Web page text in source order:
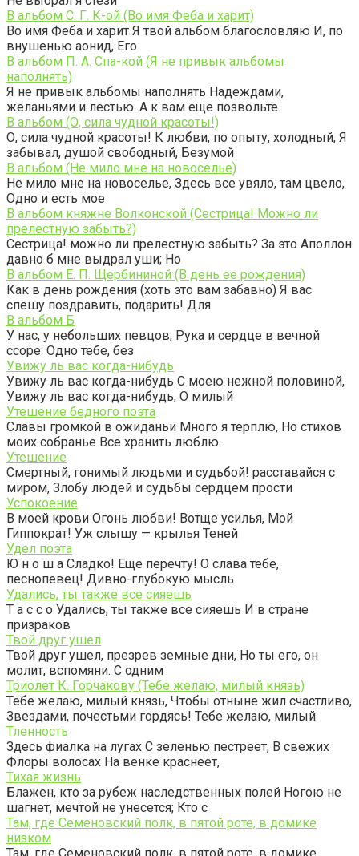
В альбом С. Г. К-ой (Во имя Феба и харит)
Во имя Феба и харит Я твой альбом благословляю И, по
внушенью аонид, Его
В альбом П. А. Спа-кой (Я не привык альбомы
наполнять)
Я не привык альбомы наполнять Надеждами,
желаньями и лестью. А к вам еще позвольте
В альбом (О, сила чудной красоты!)
О, сила чудной красоты! К любви, по опыту, холодный, Я
забывал, душой свободный, Безумой
В альбом (Не мило мне на новоселье)
Не мило мне на новоселье, Здесь все увяло, там цвело,
Одно и есть мое
В альбом княжне Волконской (Сестрица! Можно ли
прелестную забыть?)
Сестрица! можно ли прелестную забыть? За это Аполлон
давно б мне выдрал уши; Но
В альбом Е. П. Щербининой (В день ее рождения)
Как в день рождения (хоть это вам забавно) Я вас
спешу поздравить, подарить! Для
В альбом Б
У нас, у небольших певцов, Рука и сердце в вечной
ссоре: Одно тебе, без
Увижу ль вас когда-нибудь
Увижу ль вас когда-нибудь С моею нежной половиной,
Увижу ль вас когда-нибудь, О милый
Утешение бедного поэта
Славы громкой в ожиданьи Много я терплю, Но стихов
моих собранье Все хранить люблю.
Утешение
Смертный, гонимый людьми и судьбой! расставайся с
миром, Злобу людей и судьбы сердцем прости
Успокоение
В моей крови Огонь любви! Вотще усилья, Мой
Гиппократ! Уж слышу — крылья Теней
Удел поэта
Ю н о ш а Сладко! Еще перечту! О слава тебе,
песнопевец! Дивно-глубокую мысль
Удались, ты также все сияешь
Т а с с о Удались, ты также все сияешь И в стране
призраков
Твой друг ушел
Твой друг ушел, презрев земные дни, Но ты его, он
молит, вспомяни. С одним
Триолет К. Горчакову (Тебе желаю, милый князь)
Тебе желаю, милый князь, Чтобы отныне жил счастливо,
Звездами, почестьми гордясь! Тебе желаю, милый
Тленность
Здесь фиалка на лугах С зеленью пестреет, В свежих
Флоры волосах На венке краснеет,
Тихая жизнь
Блажен, кто за рубеж наследственных полей Ногою не
шагнет, мечтой не унесется; Кто с
Там, где Семеновский полк, в пятой роте, в домике
низком